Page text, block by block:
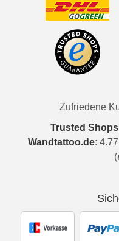
Zufriedene
Trusted
Wandtattoo.de: 4.77
(